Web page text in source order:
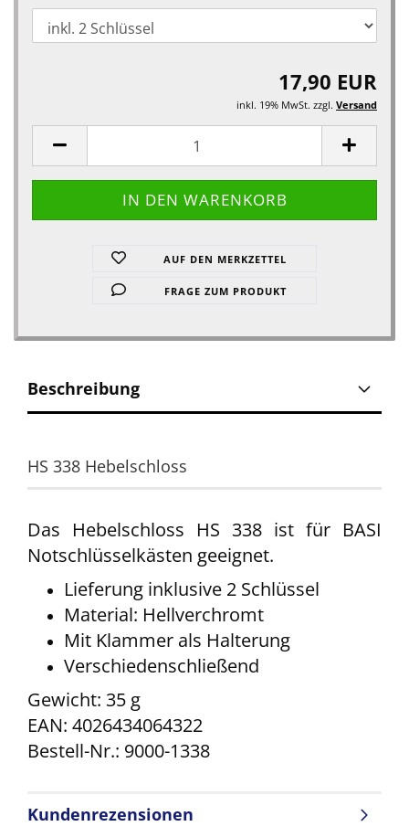
17,90 EUR
inkl. 19% MwSt. zzgl. Versand
AUF DEN MERKZETTEL
FRAGE ZUM PRODUKT
Beschreibung
HS 338 Hebelschloss
Das Hebelschloss HS 338 ist für BASI
Notschlüsselkästen geeignet.
Lieferung inklusive 2 Schlüssel
Material: Hellverchromt
Mit Klammer als Halterung
Verschiedenschließend
Gewicht: 35 g
EAN: 4026434064322
Bestell-Nr.: 9000-1338
Kundenrezensionen